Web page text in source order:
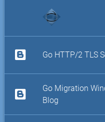
Go HTTP/2 TLS
Go Migration
Blog